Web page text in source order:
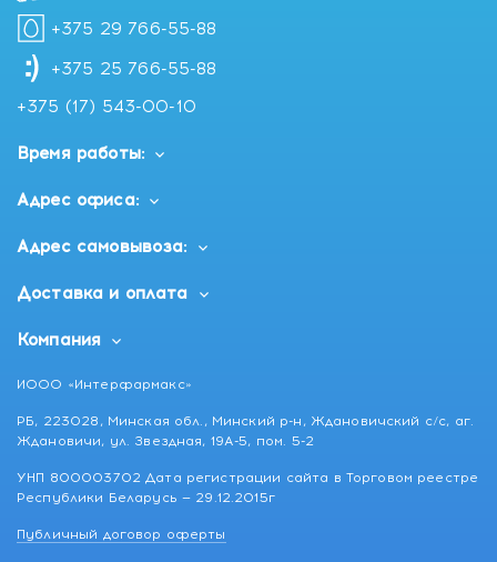
+375 29 766-55-88
+375 25 766-55-88
+375 (17) 543-00-10
Время работы:
Адрес офиса:
Адрес самовывоза:
Доставка и оплата
Компания
ИООО «Интерфармакс»
РБ, 223028, Минская обл., Минский р-н, Ждановичский с/с, аг.
Ждановичи, ул. Звездная, 19А-5, пом. 5-2
УНП 800003702 Дата регистрации сайта в Торговом реестре
Республики Беларусь — 29.12.2015г
Публичный договор оферты